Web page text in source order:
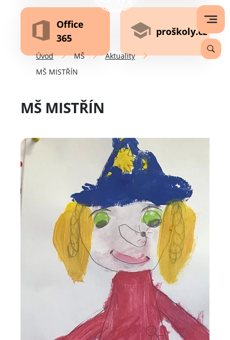
Office
365
proškoly.cz
Úvod MŠ
Aktuality
MŠ MISTŘÍN
MŠ MISTŘÍN